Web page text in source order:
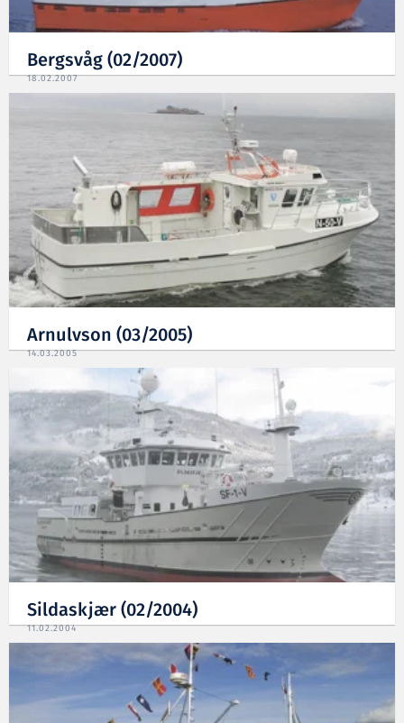
Bergsvåg (02/2007)
18.02.2007
Arnulvson (03/2005)
14.03.2005
Sildaskjær (02/2004)
11.02.2004